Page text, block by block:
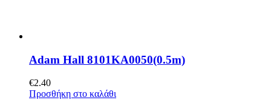
Adam Hall 8101KA0050(0.5m)
€2.40
Προσθήκη στο καλάθι